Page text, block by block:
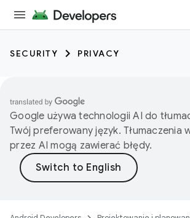
SECURITY PRIVACY
Google używa technologii AI do
Twój preferowany język. Tłumaczenia
przez AI mogą zawierać błędy.